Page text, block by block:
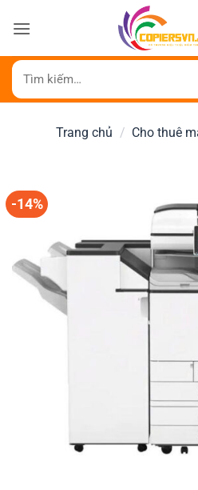
qua
dung
Tìm
kiếm:
Trang chủ / Cho thuê
-14%